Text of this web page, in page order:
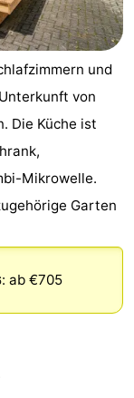
und
von
Die Küche ist
Mikrowelle.
Garten
: ab €705